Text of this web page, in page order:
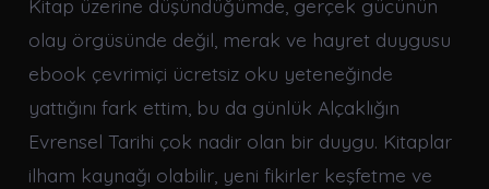
Kitap üzerine düşündüğümde, gerçek gücünün
olay örgüsünde değil, merak ve hayret duygusu
ebook çevrimiçi ücretsiz oku yeteneğinde
yattığını fark ettim, bu da günlük Alçaklığın
Evrensel Tarihi çok nadir olan bir duygu. Kitaplar
ilham kaynağı olabilir, yeni fikirler keşfetme ve